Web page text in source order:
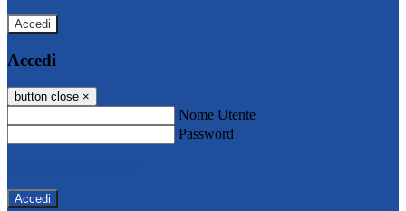
Accedi
Accedi
button close ×
Nome Utente
Password